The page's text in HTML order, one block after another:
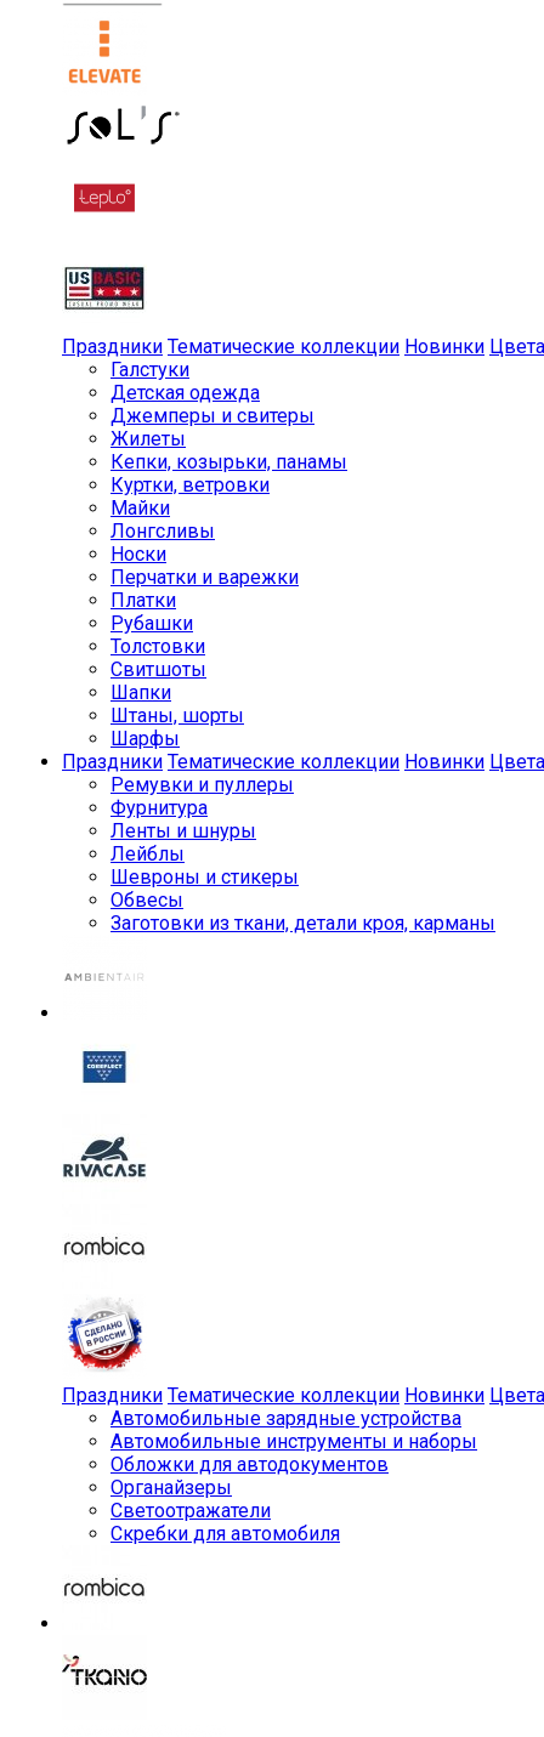
Праздники Тематические коллекции Новинки Цвета
Галстуки
Детская одежда
Джемперы и свитеры
Жилеты
Кепки, козырьки, панамы
Куртки, ветровки
Майки
Лонгсливы
Носки
Перчатки и варежки
Платки
Рубашки
Толстовки
Свитшоты
Шапки
Штаны, шорты
Шарфы
Праздники Тематические коллекции Новинки Цвета
Ремувки и пуллеры
Фурнитура
Ленты и шнуры
Лейблы
Шевроны и стикеры
Обвесы
Заготовки из ткани, детали кроя, карманы
Праздники Тематические коллекции Новинки Цвета
Автомобильные зарядные устройства
Автомобильные инструменты и наборы
Обложки для автодокументов
Органайзеры
Светоотражатели
Скребки для автомобиля